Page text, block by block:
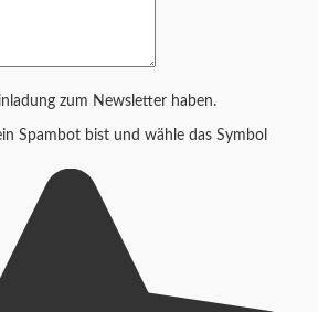
zum Newsletter haben.
Spambot bist und wähle das Symbol